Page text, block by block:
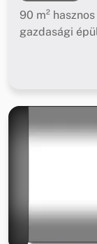
90 m²
gazdasági